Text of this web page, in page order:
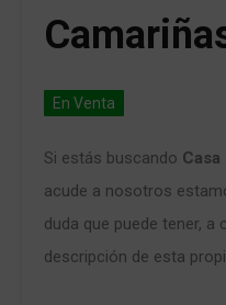
En Venta
Si estás buscando
acude a nosotros
duda que puede tener, a
descripción de esta